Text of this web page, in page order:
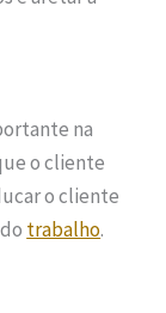
na
o cliente
o cliente
trabalho.